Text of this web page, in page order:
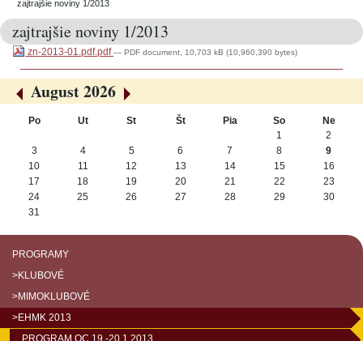
zajtrajšie noviny 1/2013
zajtrajšie noviny 1/2013
zn-2013-01.pdf.pdf— PDF document, 10,703 kB (10,960,390 bytes)
«
August 2026
»
Po Ut St Št Pia So
Ne
1
2
3
4 5 6 7 8
9
10
11 12 13 14 15
16
17
18 19 20 21 22
23
24
25 26 27 28 29
30
31
PROGRAMY
>KLUBOVÉ
>MIMOKLUBOVÉ
>EHMK 2013